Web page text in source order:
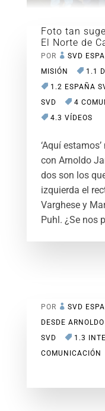
Foto tan
El Norte de
POR SVD
MISIÓN
1.1
1.2 ESPAÑA
SVD
4
4.3 VÍDEOS
‘Aquí
con Arnoldo
dos son los
izquierda el
Varghese y
Puhl. ¿Se nos
POR SVD
DESDE
SVD
1.3
COMUNICACIÓN